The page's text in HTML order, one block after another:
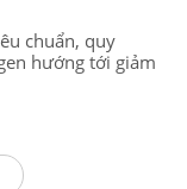
chuẩn, quy
hướng tới giảm